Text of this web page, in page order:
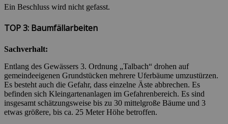
Ein Beschluss wird nicht gefasst.
TOP 3: Baumfällarbeiten
Sachverhalt:
Entlang des Gewässers 3. Ordnung „Talbach“ drohen auf
gemeindeeigenen Grundstücken mehrere Uferbäume umzustürzen.
Es besteht auch die Gefahr, dass einzelne Äste abbrechen. Es
befinden sich Kleingartenanlagen im Gefahrenbereich. Es sind
insgesamt schätzungsweise bis zu 30 mittelgroße Bäume und 3
etwas größere, bis ca. 25 Meter Höhe betroffen.